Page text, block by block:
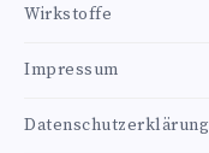
Wirkstoffe
Impressum
Datenschutzerklärung